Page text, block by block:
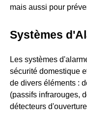
mais aussi pour
Systèmes
Les systèmes
sécurité domestique
de divers éléments :
(passifs infrarouges,
détecteurs